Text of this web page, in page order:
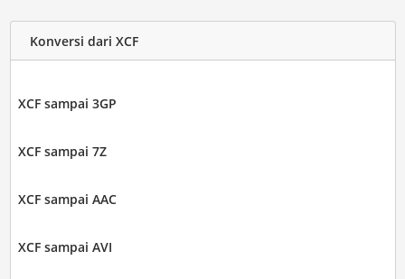
Konversi dari XCF
XCF sampai 3GP
XCF sampai 7Z
XCF sampai AAC
XCF sampai AVI